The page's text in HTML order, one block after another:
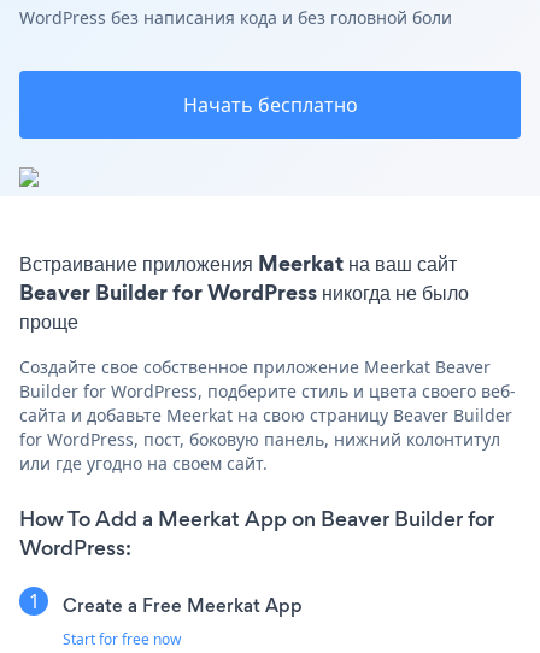
WordPress без написания кода и без головной боли
Начать бесплатно
Встраивание приложения Meerkat на ваш сайт
Beaver Builder for WordPress никогда не было
проще
Создайте свое собственное приложение Meerkat Beaver
Builder for WordPress, подберите стиль и цвета своего веб-
сайта и добавьте Meerkat на свою страницу Beaver Builder
for WordPress, пост, боковую панель, нижний колонтитул
или где угодно на своем сайт.
How To Add a Meerkat App on Beaver Builder for
WordPress:
Create a Free Meerkat App
Start for free now